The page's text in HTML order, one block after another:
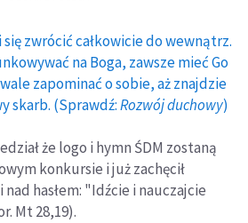
zwrócić całkowicie do wewnątrz.
na Boga, zawsze mieć Go
zapominać o sobie, aż znajdzie
skarb. (Sprawdź:Rozwój duchowy)
że logo i hymn ŚDM zostaną
konkursie i już zachęcił
hasłem: "Idźcie i nauczajcie
Mt 28,19).